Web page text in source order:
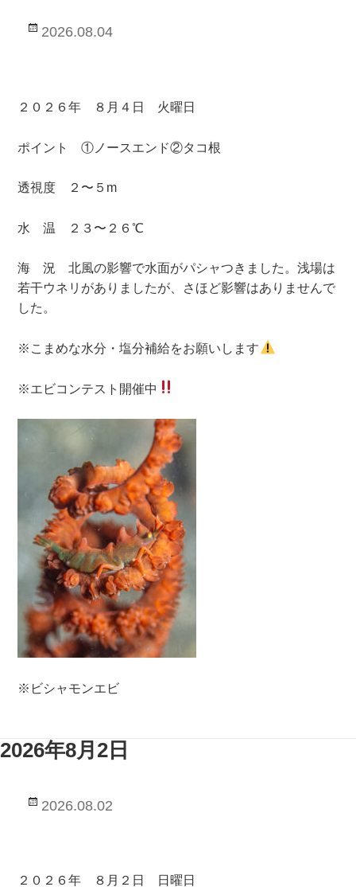
投
2026.08.04
２０２６年 ８月４日 火曜日
ポイント ①ノースエンド②タコ根
透視度 ２〜５m
水 温 ２３〜２６℃
海 況 北風の影響で水面がパシャつきました。浅場は
若干ウネリがありましたが、さほど影響はありませんで
した。
※こまめな水分・塩分補給をお願いします
※エビコンテスト開催中
※ビシャモンエビ
2026年8月2日
投
2026.08.02
２０２６年 ８月２日 日曜日